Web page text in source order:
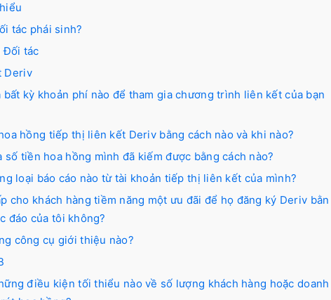
tác phái sinh?
Đối tác
Deriv
bất kỳ khoản phí nào để tham gia chương trình liên kết của bạn
hồng tiếp thị liên kết Deriv bằng cách nào và khi nào?
tiền hoa hồng mình đã kiếm được bằng cách nào?
loại báo cáo nào từ tài khoản tiếp thị liên kết của mình?
cho khách hàng tiềm năng một ưu đãi để họ đăng ký Deriv bằn
đáo của tôi không?
công cụ giới thiệu nào?
điều kiện tối thiểu nào về số lượng khách hàng hoặc doanh